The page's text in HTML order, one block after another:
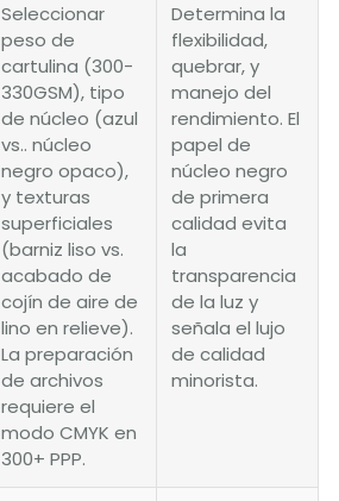
Seleccionar
peso de
cartulina (300-
330GSM), tipo
de núcleo (azul
vs.. núcleo
negro opaco),
y texturas
superficiales
(barniz liso vs.
acabado de
cojín de aire de
lino en relieve).
La preparación
de archivos
requiere el
modo CMYK en
300+ PPP.
Determina la
flexibilidad,
quebrar, y
manejo del
rendimiento. El
papel de
núcleo negro
de primera
calidad evita
la
transparencia
de la luz y
señala el lujo
de calidad
minorista.